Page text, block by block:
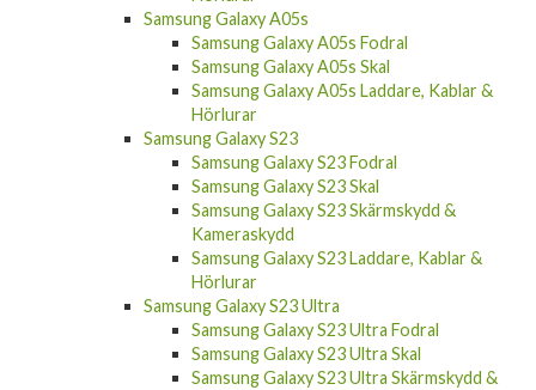
Samsung Galaxy A05s
Samsung Galaxy A05s Fodral
Samsung Galaxy A05s Skal
Samsung Galaxy A05s Laddare, Kablar &
Hörlurar
Samsung Galaxy S23
Samsung Galaxy S23 Fodral
Samsung Galaxy S23 Skal
Samsung Galaxy S23 Skärmskydd &
Kameraskydd
Samsung Galaxy S23 Laddare, Kablar &
Hörlurar
Samsung Galaxy S23 Ultra
Samsung Galaxy S23 Ultra Fodral
Samsung Galaxy S23 Ultra Skal
Samsung Galaxy S23 Ultra Skärmskydd &